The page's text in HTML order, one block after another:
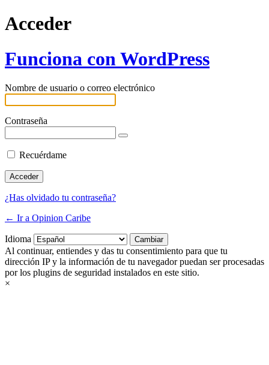
Acceder
Funciona con WordPress
Nombre de usuario o correo electrónico
Contraseña
Recuérdame
¿Has olvidado tu contraseña?
← Ir a Opinion Caribe
Idioma
Al continuar, entiendes y das tu consentimiento para que tu
dirección IP y la información de tu navegador puedan ser procesadas
por los plugins de seguridad instalados en este sitio.
×